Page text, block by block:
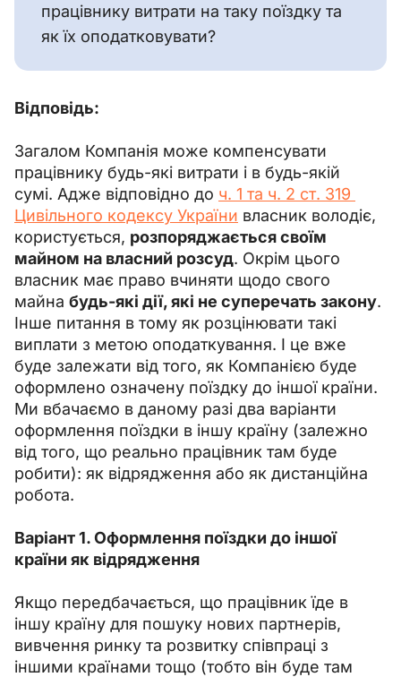
працівнику витрати на таку поїздку та
як їх оподатковувати?
Відповідь:
Загалом Компанія може компенсувати
працівнику будь-які витрати і в будь-якій
сумі. Адже відповідно до ч. 1 та ч. 2 ст. 319
Цивільного кодексу України власник володіє,
користується, розпоряджається своїм
майном на власний розсуд. Окрім цього
власник має право вчиняти щодо свого
майна будь-які дії, які не суперечать закону.
Інше питання в тому як розцінювати такі
виплати з метою оподаткування. І це вже
буде залежати від того, як Компанією буде
оформлено означену поїздку до іншої країни.
Ми вбачаємо в даному разі два варіанти
оформлення поїздки в іншу країну (залежно
від того, що реально працівник там буде
робити): як відрядження або як дистанційна
робота.
Варіант 1. Оформлення поїздки до іншої
країни як відрядження
Якщо передбачається, що працівник їде в
іншу країну для пошуку нових партнерів,
вивчення ринку та розвитку співпраці з
іншими країнами тощо (тобто він буде там